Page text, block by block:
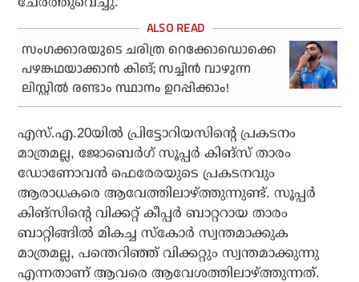
സംഗക്കാരയുടെ ചരിത്ര റെക്കോഡൊക്കെ
പഴങ്കഥയാക്കാന്‍ കിങ്; സച്ചിന്‍ വാഴുന്ന
ലിസ്റ്റില്‍ രണ്ടാം സ്ഥാനം ഉറപ്പിക്കാം!
എസ്.എ.20യില്‍ പ്രിട്ടോറിയസിന്റെ പ്രകടനം
മാത്രമല്ല, ജോബെര്‍ഗ് സൂപ്പര്‍ കിങ്‌സ് താരം
ഡോണോവന്‍ ഫെരേരയുടെ പ്രകടനവും
ആരാധകരെ ആവേത്തിലാഴ്ത്തുന്നുണ്ട്. സൂപ്പര്‍
കിങ്‌സിന്റെ വിക്കറ്റ് കീപ്പര്‍ ബാറ്ററായ താരം
ബാറ്റിങ്ങില്‍ മികച്ച സ്‌കോര്‍ സ്വന്തമാക്കുക
മാത്രമല്ല, പന്തെറിഞ്ഞ് വിക്കറ്റും സ്വന്തമാക്കുന്നു
എന്നതാണ് ആവരെ ആവേശത്തിലാഴ്ത്തുന്നത്.